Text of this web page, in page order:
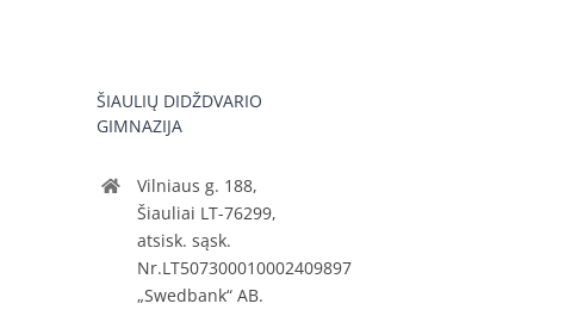
ŠIAULIŲ DIDŽDVARIO
GIMNAZIJA
Vilniaus g. 188,
Šiauliai LT-76299,
atsisk. sąsk.
Nr.LT507300010002409897
„Swedbank“ AB.